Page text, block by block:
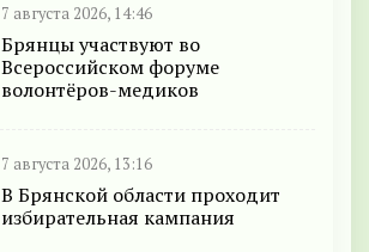
7 августа 2026, 14:46
Брянцы участвуют во
Всероссийском форуме
волонтёров-медиков
7 августа 2026, 13:16
В Брянской области проходит
избирательная кампания